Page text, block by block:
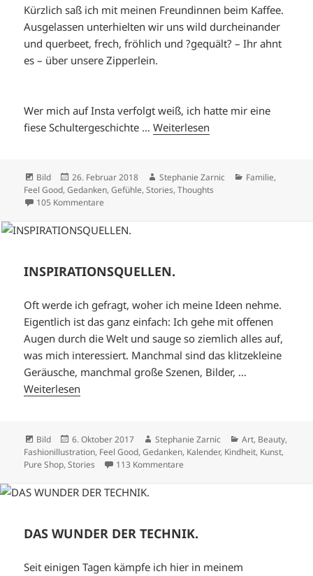
Kürzlich saß ich mit meinen Freundinnen beim Kaffee.
Ausgelassen unterhielten wir uns wild durcheinander
und querbeet, frech, fröhlich und ?gequält? – Ihr ahnt
es – über unsere Zipperlein.
Wer mich auf Insta verfolgt weiß, ich hatte mir eine
fiese Schultergeschichte …Weiterlesen
Format
Bild
Veröffentlicht
am
26. Februar 2018 Autor
Stephanie Zarnic Kategorien
Familie,
Feel Good,Gedanken,Gefühle,Stories,Thoughts
105 Kommentare
INSPIRATIONSQUELLEN.
Oft werde ich gefragt, woher ich meine Ideen nehme.
Eigentlich ist das ganz einfach: Ich gehe mit offenen
Augen durch die Welt und sauge so ziemlich alles auf,
was mich interessiert. Manchmal sind das klitzekleine
Geräusche, manchmal große Szenen, Bilder, …
Weiterlesen
Format
Bild
Veröffentlicht
am
6. Oktober 2017 Autor
Stephanie Zarnic Kategorien
Art, Beauty,
Fashionillustration, Feel Good,Gedanken, Kalender, Kindheit, Kunst,
Pure Shop,Stories 113 Kommentare
DAS WUNDER DER TECHNIK.
Seit einigen Tagen kämpfe ich hier in meinem